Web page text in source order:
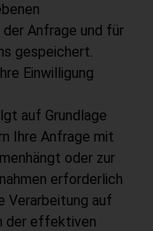
Anfrage und für
gespeichert.
Einwilligung
auf Grundlage
Ihre Anfrage mit
oder zur
erforderlich
Verarbeitung auf
der effektiven